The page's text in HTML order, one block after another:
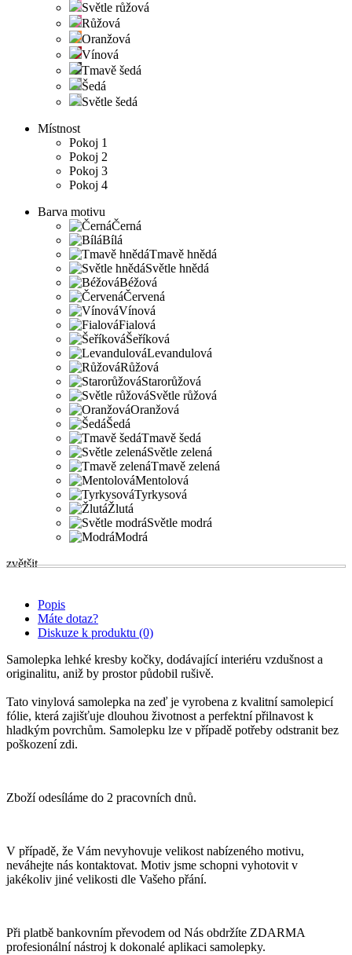
Světle růžová
Růžová
Oranžová
Vínová
Tmavě šedá
Šedá
Světle šedá
Místnost
Pokoj 1
Pokoj 2
Pokoj 3
Pokoj 4
Barva motivu
Černá
Bílá
Tmavě hnědá
Světle hnědá
Béžová
Červená
Vínová
Fialová
Šeříková
Levandulová
Růžová
Starorůžová
Světle růžová
Oranžová
Šedá
Tmavě šedá
Světle zelená
Tmavě zelená
Mentolová
Tyrkysová
Žlutá
Světle modrá
Modrá
zvětšit
Popis
Máte dotaz?
Diskuze k produktu (0)
Samolepka lehké kresby kočky, dodávající interiéru vzdušnost a
originalitu, aniž by prostor půdobil rušivě.
Tato vinylová samolepka na zeď je vyrobena z kvalitní samolepicí
fólie, která zajišťuje dlouhou životnost a perfektní přilnavost k
hladkým povrchům. Samolepku lze v případě potřeby odstranit bez
poškození zdi.
Zboží odesíláme do 2 pracovních dnů.
V případě, že Vám nevyhovuje velikost nabízeného motivu,
neváhejte nás kontaktovat. Motiv jsme schopni vyhotovit v
jakékoliv jiné velikosti dle Vašeho přání.
Při platbě bankovním převodem od Nás obdržíte ZDARMA
profesionální nástroj k dokonalé aplikaci samolepky.